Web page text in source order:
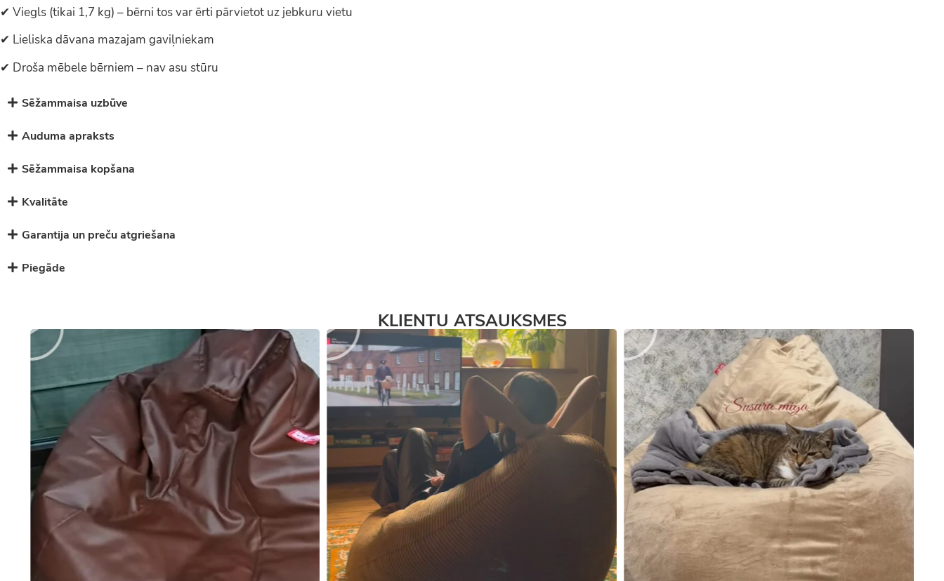
✔ Viegls (tikai 1,7 kg) – bērni tos var ērti pārvietot uz jebkuru vietu
✔ Lieliska dāvana mazajam gaviļniekam
✔ Droša mēbele bērniem – nav asu stūru
Sēžammaisa uzbūve
Auduma apraksts
Sēžammaisa kopšana
Kvalitāte
Garantija un preču atgriešana
Piegāde
KLIENTU ATSAUKSMES